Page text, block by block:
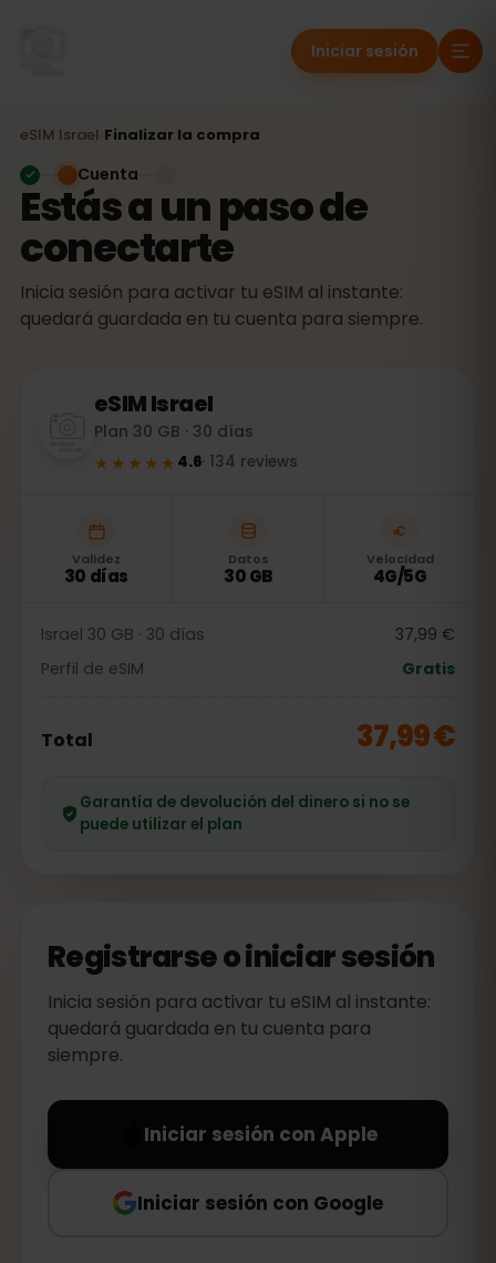
Iniciar sesión
eSIM Israel Finalizar la compra
Estás a un paso de
conectarte
Inicia sesión para activar tu eSIM al instante:
quedará guardada en tu cuenta para siempre.
Cuenta
eSIMIsrael
Plan 30 GB · 30 días
★★★★★ 4.6· 134 reviews
Validez
30 días
Datos
30 GB
Velocidad
4G/5G
Israel 30 GB · 30 días
37,99 €
Perfil de eSIM
Gratis
Total 37,99 €
Garantía de devolución del dinero si no se
puede utilizar el plan
Registrarse o iniciar sesión
Inicia sesión para activar tu eSIM al instante:
quedará guardada en tu cuenta para
siempre.
Iniciar sesión con Apple
Iniciar sesión con Google